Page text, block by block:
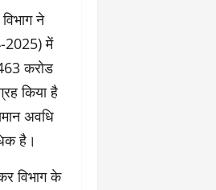
ने
2025) में
करोड
किया है
अवधि
है।
विभाग के